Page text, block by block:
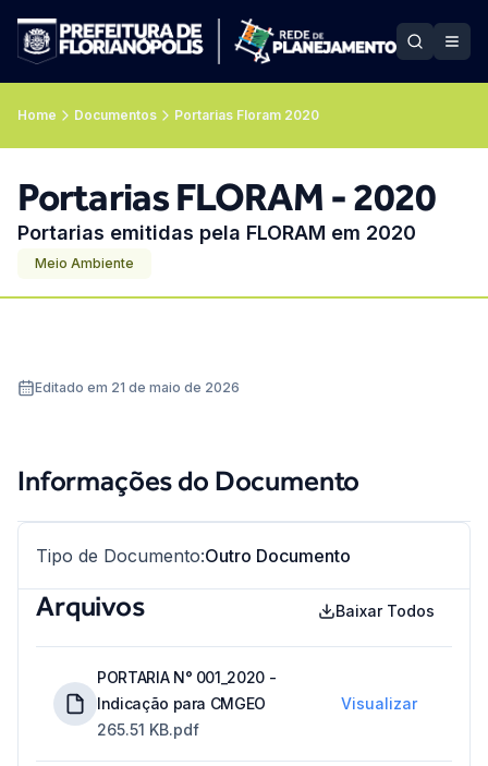
Home Documentos Portarias Floram 2020
Portarias FLORAM - 2020
Portarias emitidas pela FLORAM em 2020
Meio Ambiente
Editado em 21 de maio de 2026
Informações do Documento
Tipo de Documento:Outro Documento
Arquivos Baixar Todos
PORTARIA N° 001_2020 -
Indicação para CMGEO
265.51 KB.pdf
Visualizar